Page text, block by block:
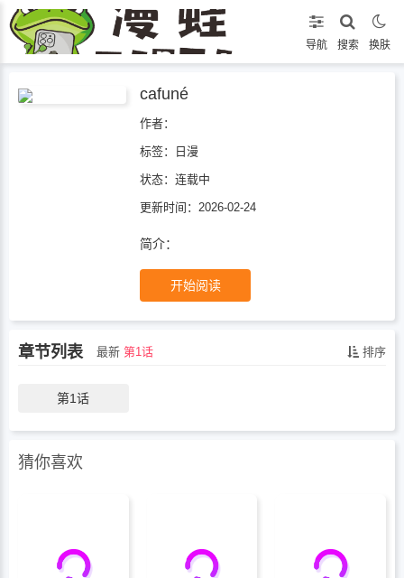
导航 搜索 换肤
cafuné
作者：
标签： 日漫
状态： 连载中
更新时间：2026-02-24
简介：
开始阅读
章节列表 最新 第1话 排序
第1话
猜你喜欢